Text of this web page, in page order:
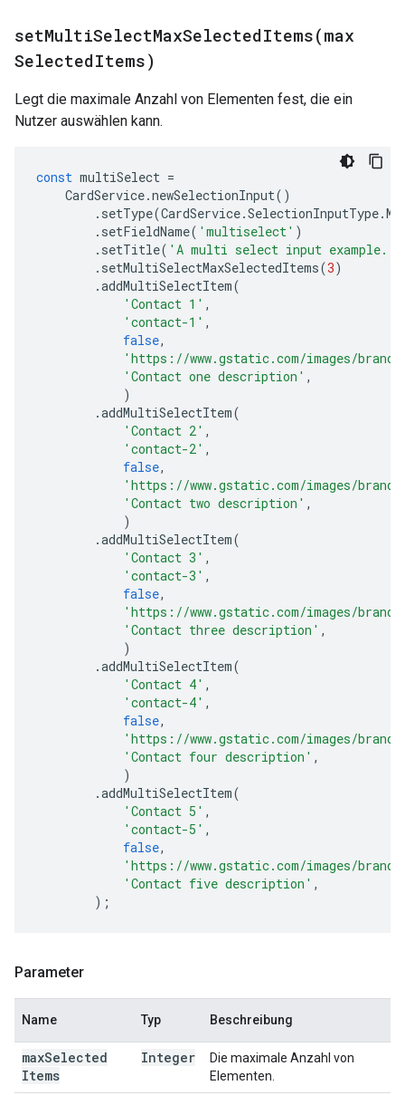
setMultiSelectMaxSelectedItems(max
SelectedItems)
Legt die maximale Anzahl von Elementen fest, die ein
Nutzer auswählen kann.
const multiSelect =
CardService.newSelectionInput()
. setType(CardService.SelectionInputType.
. setFieldName( 'multiselect' )
. setTitle( 'A multi select input example.'
. setMultiSelectMaxSelectedItems(3)
.addMultiSelectItem(
'Contact 1' ,
'contact-1' ,
false,
'https://www.gstatic.com/images/
'Contact one description' ,
)
.addMultiSelectItem(
'Contact 2' ,
'contact-2' ,
false,
'https://www.gstatic.com/images/
'Contact two description' ,
)
.addMultiSelectItem(
'Contact 3' ,
'contact-3' ,
false,
'https://www.gstatic.com/images/
'Contact three description' ,
)
.addMultiSelectItem(
'Contact 4' ,
'contact-4' ,
false,
'https://www.gstatic.com/images/
'Contact four description' ,
)
.addMultiSelectItem(
'Contact 5' ,
'contact-5' ,
false,
'https://www.gstatic.com/images/
'Contact five description' ,
);
Parameter
Name Typ Beschreibung
maxSelected
Items
Integer
Die maximale Anzahl von
Elementen.